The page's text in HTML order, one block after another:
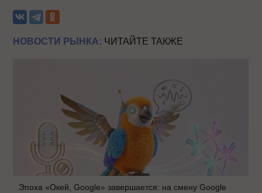
НОВОСТИ РЫНКА: ЧИТАЙТЕ ТАКЖЕ
Эпоха «Окей, Google» завершается: на смену Google